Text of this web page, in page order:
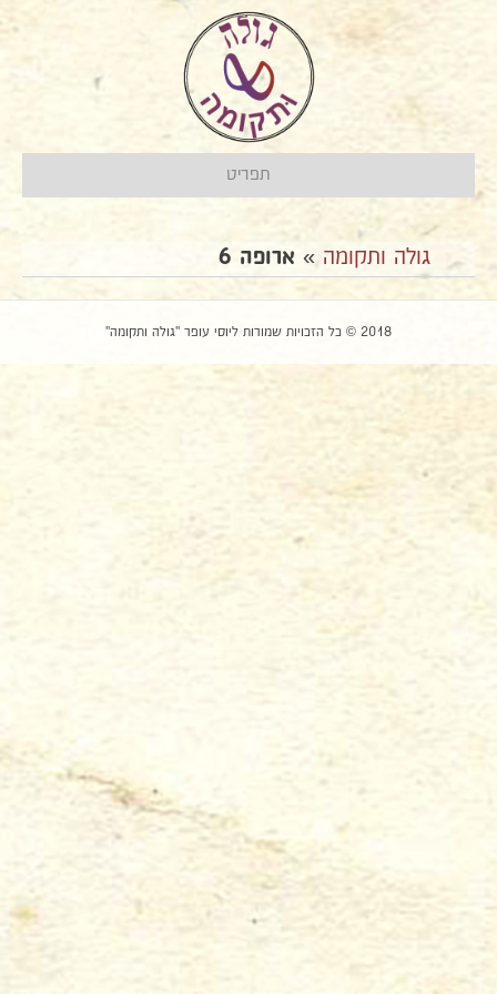
תפריט
גולה ותקומה » ארופה 6
2018 © כל הזכויות שמורות ליוסי עופר "גולה ותקומה"